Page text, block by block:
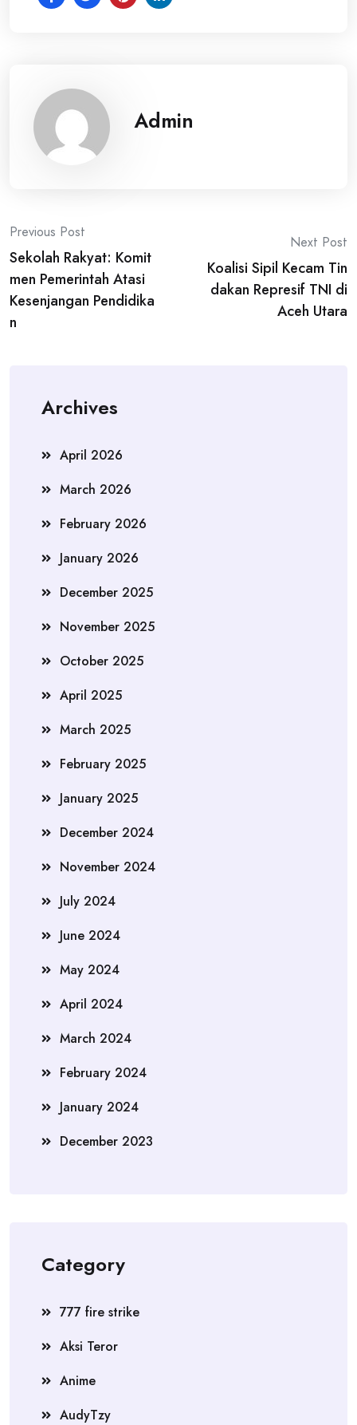
Admin
Post
navigation
Previous Post
Sekolah Rakyat: Komit
men Pemerintah Atasi
Kesenjangan Pendidika
n
Next Post
Koalisi Sipil Kecam Tin
dakan Represif TNI di
Aceh Utara
Archives
April 2026
March 2026
February 2026
January 2026
December 2025
November 2025
October 2025
April 2025
March 2025
February 2025
January 2025
December 2024
November 2024
July 2024
June 2024
May 2024
April 2024
March 2024
February 2024
January 2024
December 2023
Category
777 fire strike
Aksi Teror
Anime
AudyTzy